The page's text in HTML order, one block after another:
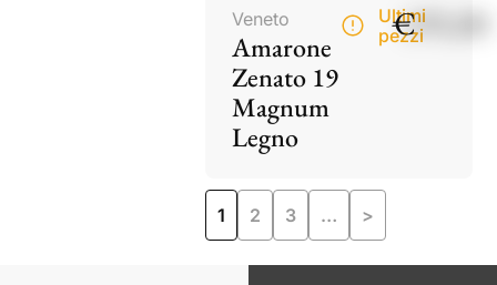
Veneto
Amarone
Zenato 19
Magnum
Legno
Ultimi
pezzi
€195,00
1 2 3 … >